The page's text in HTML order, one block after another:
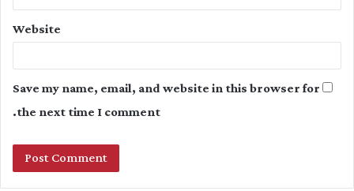
Website
Save my name, email, and website in this browser for
the next time I comment.